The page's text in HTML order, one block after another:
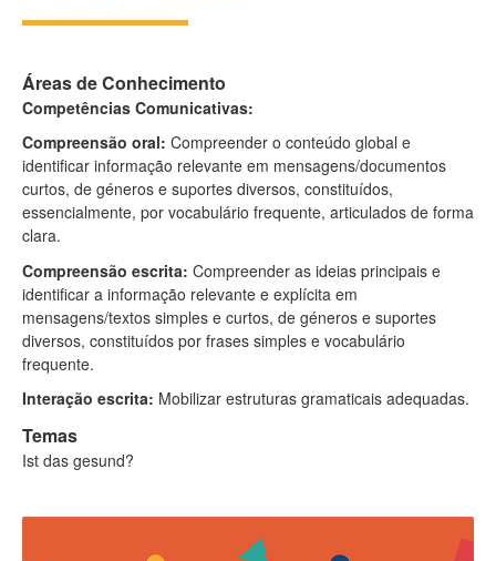
Áreas de Conhecimento
Competências Comunicativas:
Compreensão oral: Compreender o conteúdo global e
identificar informação relevante em mensagens/documentos
curtos, de géneros e suportes diversos, constituídos,
essencialmente, por vocabulário frequente, articulados de forma
clara.
Compreensão escrita: Compreender as ideias principais e
identificar a informação relevante e explícita em
mensagens/textos simples e curtos, de géneros e suportes
diversos, constituídos por frases simples e vocabulário
frequente.
Interação escrita: Mobilizar estruturas gramaticais adequadas.
Temas
Ist das gesund?